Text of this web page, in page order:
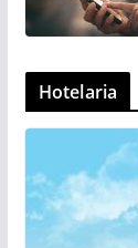
Hotelaria